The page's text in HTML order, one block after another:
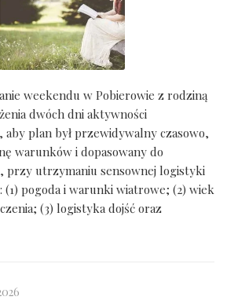
weekendu w Pobierowie z rodziną
dwóch dni aktywności
plan był przewidywalny czasowo,
warunków i dopasowany do
przy utrzymaniu sensownej logistyki
(1) pogoda i warunki wiatrowe; (2) wiek
(3) logistyka dojść oraz